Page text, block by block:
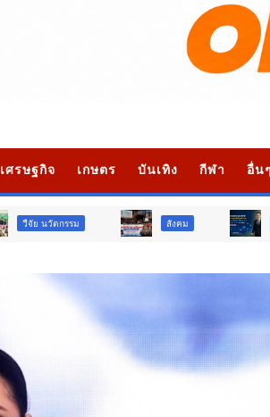
เศรษฐกิจ เกษตร บันเทิง กีฬา อื่นๆ